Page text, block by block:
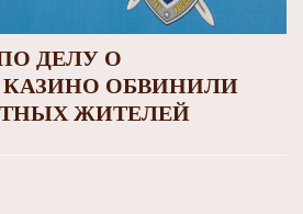
ДЕЛУ О
ОБВИНИЛИ
ЖИТЕЛЕЙ